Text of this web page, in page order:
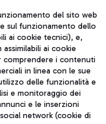
del sito web
sul funzionamento dello
ai cookie tecnici), e,
ai cookie
comprendere i contenuti
in linea con le sue
delle funzionalità e
e monitoraggio dei
e le inserzioni
network (cookie di